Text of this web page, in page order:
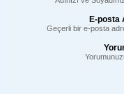
E-posta
Geçerli bir e-posta